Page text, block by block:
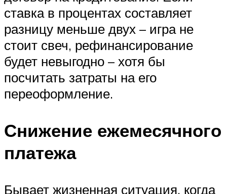
ставка в процентах составляет
разницу меньше двух – игра не
стоит свеч, рефинансирование
будет невыгодно – хотя бы
посчитать затраты на его
переоформление.
Снижение ежемесячного
платежа
Бывает жизненная ситуация, когда